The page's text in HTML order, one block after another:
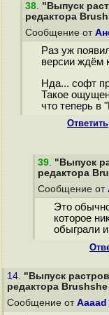
38. "Выпуск
редактора
Сообщение от
Раз уж
версии ждём
Нда... софт
Такое
что теперь в
Ответить
39. "Выпуск
редактора
Сообщение от
Это
которое
обыграли
14. "Выпуск
редактора
Сообщение от Aaaad